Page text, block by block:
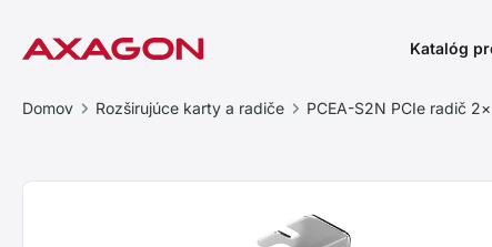
Katalóg
Domov Rozširujúce karty a radiče PCEA-S2N PCIe radič